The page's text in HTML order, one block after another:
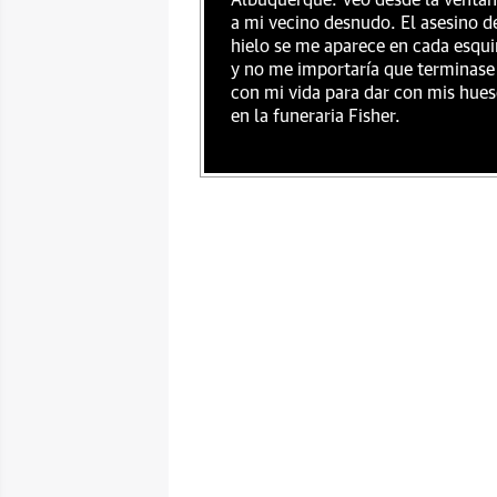
a mi vecino desnudo. El asesino
hielo se me aparece en cada
y no me importaría que terminase
con mi vida para dar con mis
en la funeraria Fisher.